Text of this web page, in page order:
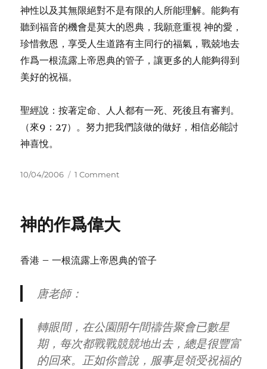
神性以及其無限絕對不是有限的人所能理解。能夠有
聽到福音的機會是莫大的恩典，我願意重視 神的愛，
珍惜救恩，享受人生道路有主同行的福氣，戰兢地去
作爲一根流露上帝恩典的管子，讓更多的人能夠得到
美好的祝福。
聖經說：按著定命、人人都有一死、死後且有審判。
（來9：27）。努力把我們該做的做好，相信必能討
神喜悅。
Posted
10/04/2006 1 Commenton
7
神的作爲偉大
香港 – 一根流露上帝恩典的管子
唐老師：
轉眼間，在公園開午間禱告聚會已數星
期，每次都戰戰競競地出去，總是很豐富
的回來。正如你曾說，服事是領受祝福的